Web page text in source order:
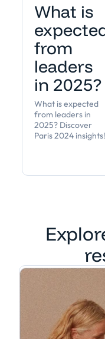
What is
from
leaders
in 2025?
What is expected
from leaders in
2025? Discover
Paris 2024 insights!